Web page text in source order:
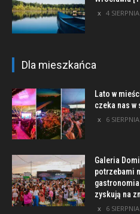
4
Dla mieszkańca
Lato w
czeka nas w
6
Galeria
potrzebami
zyskują na
6